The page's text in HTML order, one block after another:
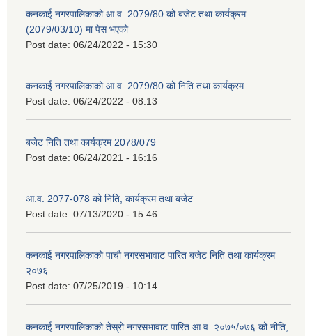
कनकाई नगरपालिकाको आ.व. 2079/80 को बजेट तथा कार्यक्रम
(2079/03/10) मा पेस भएको
Post date: 06/24/2022 - 15:30
कनकाई नगरपालिकाको आ.व. 2079/80 को निति तथा कार्यक्रम
Post date: 06/24/2022 - 08:13
बजेट निति तथा कार्यक्रम 2078/079
Post date: 06/24/2021 - 16:16
आ.व. 2077-078 को निति, कार्यक्रम तथा बजेट
Post date: 07/13/2020 - 15:46
कनकाई नगरपालिकाको पाचौ नगरसभावाट पारित बजेट निति तथा कार्यक्रम
२०७६
Post date: 07/25/2019 - 10:14
कनकाई नगरपालिकाको तेस्रो नगरसभावाट पारित आ.व. २०७५/०७६ को नीति,